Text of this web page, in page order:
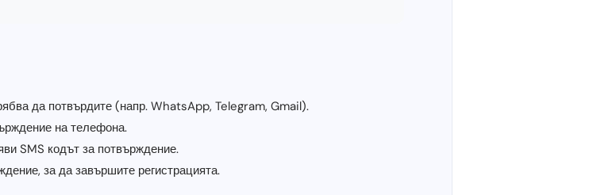
да потвърдите (напр. WhatsApp, Telegram, Gmail).
на телефона.
SMS кодът за потвърждение.
за да завършите регистрацията.